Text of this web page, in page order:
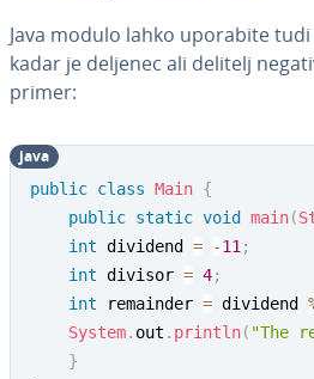
Java modulo lahko uporabite
kadar je deljenec ali delitelj
primer:
public class Main {
public static void main(
int dividend = -11 ;
int divisor = 4;
int remainder = dividend
System. out . println( "The
}
java